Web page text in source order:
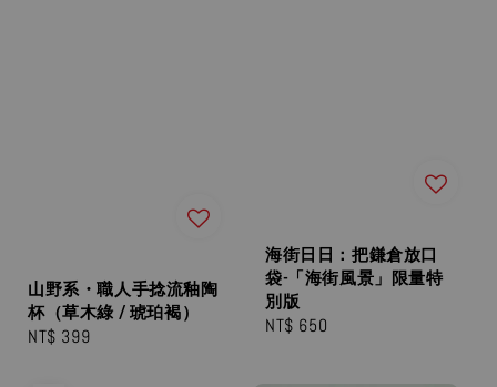
山野系・職人手捻流釉陶
杯（草木綠 / 琥珀褐）
Regular
NT$ 399
海街日日：把鎌倉放口
袋-「海街風景」限量特
別版
Regular
NT$ 650